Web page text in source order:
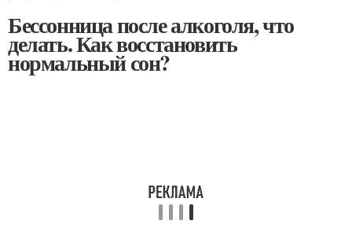
Бессонница после алкоголя, что
делать. Как восстановить
нормальный сон?